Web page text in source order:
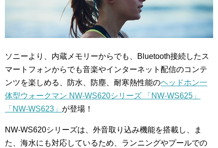
ソニーより、 内蔵メモリーからでも、Bluetooth接続したス
マートフォンからでも音楽やインターネット配信のコンテ
ンツを楽しめる、防水、防塵、耐寒熱性能のヘッドホン一
体型ウォークマン NW-WS620シリーズ 「NW-WS625」
「NW-WS623」 が登場！
NW-WS620シリーズは、外音取り込み機能を搭載し、ま
た、海水にも対応しているため、ランニングやプールでの